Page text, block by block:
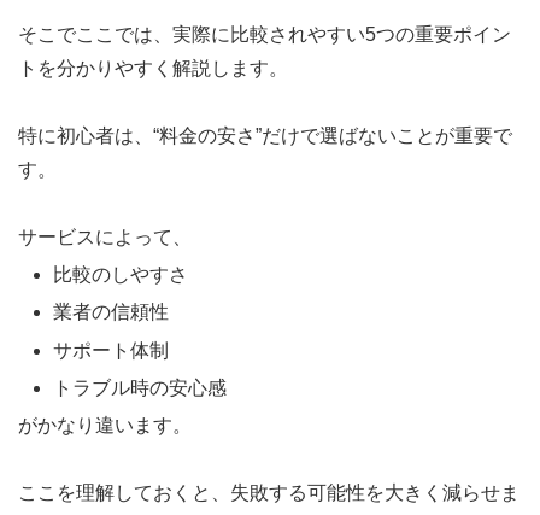
そこでここでは、実際に比較されやすい5つの重要ポイン
トを分かりやすく解説します。
特に初心者は、“料金の安さ”だけで選ばないことが重要で
す。
サービスによって、
比較のしやすさ
業者の信頼性
サポート体制
トラブル時の安心感
がかなり違います。
ここを理解しておくと、失敗する可能性を大きく減らせま